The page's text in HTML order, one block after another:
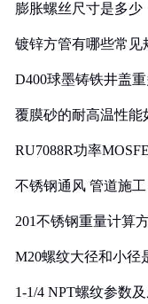
膨胀螺丝尺寸是多少
镀锌方管有哪些常见
D400球墨铸铁井盖
覆膜砂的耐高温性能
RU7088R功率
不锈钢通风 管道施工
201不锈钢重量计算
M20螺纹大径和小径
1-1/4 NPT螺纹参数